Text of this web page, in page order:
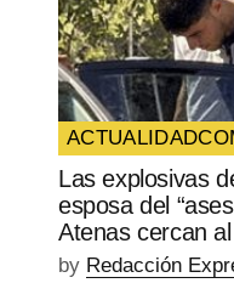
ACTUALIDAD
Las explosivas
esposa del
Atenas cercan
by Redacción